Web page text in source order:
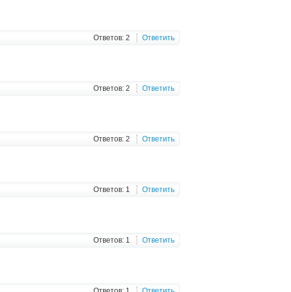
Ответов: 2 Ответить
Ответов: 2 Ответить
Ответов: 2 Ответить
Ответов: 1 Ответить
Ответов: 1 Ответить